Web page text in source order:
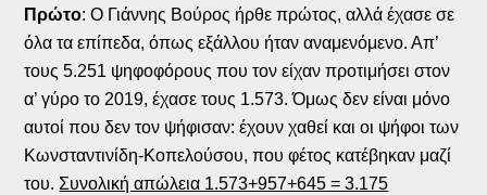
Πρώτο: Ο Γιάννης Βούρος ήρθε πρώτος, αλλά έχασε σε
όλα τα επίπεδα, όπως εξάλλου ήταν αναμενόμενο. Απ’
τους 5.251 ψηφοφόρους που τον είχαν προτιμήσει στον
α’ γύρο το 2019, έχασε τους 1.573. Όμως δεν είναι μόνο
αυτοί που δεν τον ψήφισαν: έχουν χαθεί και οι ψήφοι των
Κωνσταντινίδη-Κοπελούσου, που φέτος κατέβηκαν μαζί
του. Συνολική απώλεια 1.573+957+645 = 3.175